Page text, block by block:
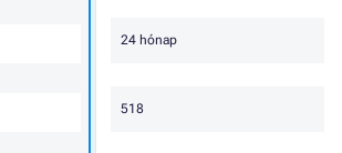
24 hónap
518